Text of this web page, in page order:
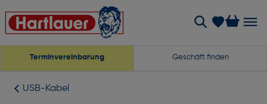
Terminvereinbarung Geschäft finden
USB-Kabel